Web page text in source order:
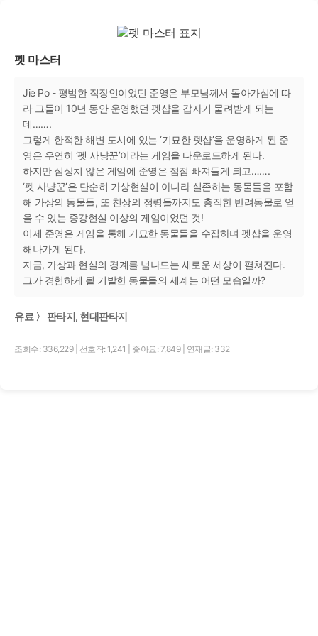
펫 마스터
Jie Po - 평범한 직장인이었던 준영은 부모님께서 돌아가심에 따
라 그들이 10년 동안 운영했던 펫샵을 갑자기 물려받게 되는
데…….
그렇게 한적한 해변 도시에 있는 ‘기묘한 펫샵’을 운영하게 된 준
영은 우연히 ‘펫 사냥꾼’이라는 게임을 다운로드하게 된다.
하지만 심상치 않은 게임에 준영은 점점 빠져들게 되고…….
‘펫 사냥꾼’은 단순히 가상현실이 아니라 실존하는 동물들을 포함
해 가상의 동물들, 또 천상의 정령들까지도 충직한 반려동물로 얻
을 수 있는 증강현실 이상의 게임이었던 것!
이제 준영은 게임을 통해 기묘한 동물들을 수집하며 펫샵을 운영
해나가게 된다.
지금, 가상과 현실의 경계를 넘나드는 새로운 세상이 펼쳐진다.
그가 경험하게 될 기발한 동물들의 세계는 어떤 모습일까?
유료 〉 판타지, 현대판타지
조회수: 336,229 선호작: 1,241 좋아요: 7,849 연재글: 332